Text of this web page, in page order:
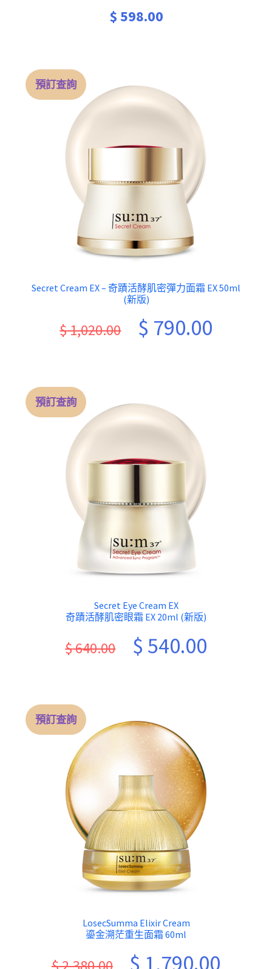
$598.00
預訂查詢
Secret Cream EX – 奇蹟活酵肌密彈力面霜 EX 50ml
(新版)
$1,020.00
Original
price
$ 790.00Current
預訂查詢
Secret Eye Cream EX
奇蹟活酵肌密眼霜 EX 20ml (新版)
$640.00
Original
price
$ 540.00Current
預訂查詢
LosecSumma Elixir Cream
鎏金溯茫重生面霜 60ml
Original
$ 1,790.00